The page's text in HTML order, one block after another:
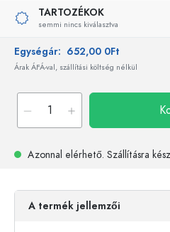
TARTOZÉKOK
semmi nincs kiválasztva
Egységár: 652,00 0Ft
Árak ÁFÁ-val, szállítási költség nélkül
Azonnal elérhető. Szállításra kész
A termék jellemzői